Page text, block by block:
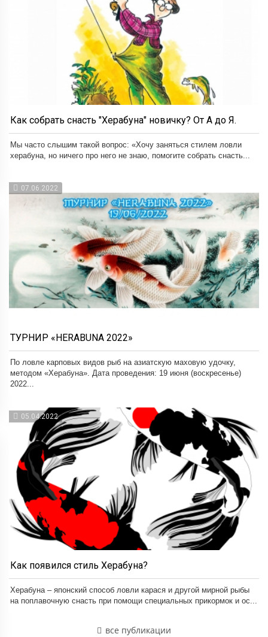
Как собрать снасть "Херабуна" новичку? От А до Я.
Мы часто слышим такой вопрос: «Хочу заняться стилем ловли
херабуна, но ничего про него не знаю, помогите собрать снасть...
07.06.2022
ТУРНИР «HERABUNA 2022»
По ловле карповых видов рыб на азиатскую маховую удочку,
методом «Херабуна». Дата проведения: 19 июня (воскресенье)
2022...
05.04.2022
Как появился стиль Херабуна?
Херабуна – японский способ ловли карася и другой мирной рыбы
на поплавочную снасть при помощи специальных прикормок и ос...
все публикации